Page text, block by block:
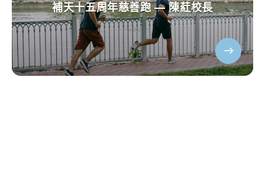
補天十五周年慈善跑 — 陳葒校長